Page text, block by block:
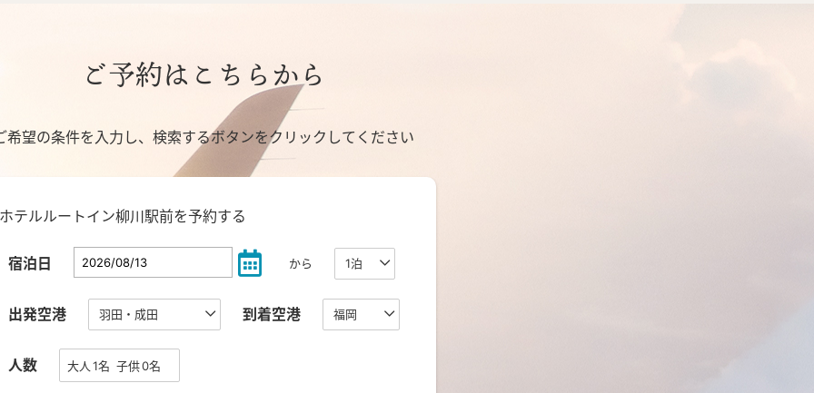
ご予約はこちらから
希望の条件を入力し、検索するボタンをクリックしてください
テルルートイン柳川駅前を予約する
宿泊日 から
出発空港 到着空港
人数